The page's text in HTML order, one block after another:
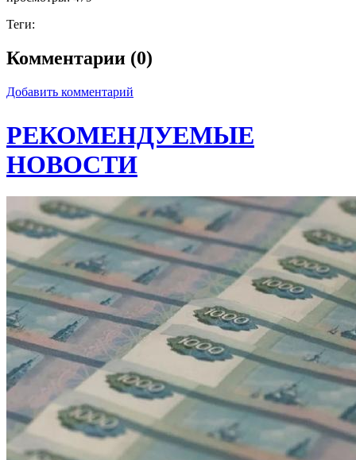
Теги:
Комментарии (0)
Добавить комментарий
РЕКОМЕНДУЕМЫЕ
НОВОСТИ